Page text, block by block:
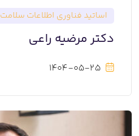
اساتید فناوری اطلاعات سلامت
دکتر مرضیه راعی
1404-05-25